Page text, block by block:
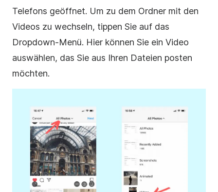
Telefons geöffnet. Um zu dem Ordner mit den
Videos zu wechseln, tippen Sie auf das
Dropdown-Menü. Hier können Sie ein Video
auswählen, das Sie aus Ihren Dateien posten
möchten.